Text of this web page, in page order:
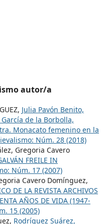
autor/a
Julia Pavón Benito,
de la Borbolla,
Monacato femenino en la
Núm. 28 (2018)
Gregoria Cavero
FREILE IN
Núm. 17 (2007)
Cavero Domínguez,
DE LA REVISTA ARCHIVOS
AÑOS DE VIDA (1947-
15 (2005)
Rodríguez Suárez,